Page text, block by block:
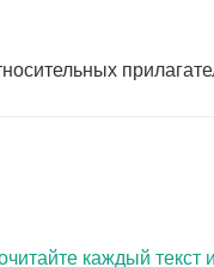
каждый текст